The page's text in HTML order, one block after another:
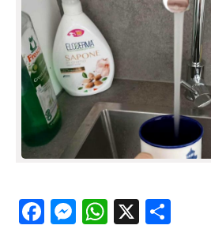
Facebook
Messenger
WhatsApp
X